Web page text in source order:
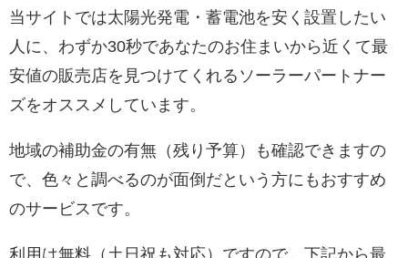
当サイトでは太陽光発電・蓄電池を安く設置したい
人に、わずか30秒であなたのお住まいから近くて最
安値の販売店を見つけてくれるソーラーパートナー
ズをオススメしています。
地域の補助金の有無（残り予算）も確認できますの
で、色々と調べるのが面倒だという方にもおすすめ
のサービスです。
利用は無料（土日祝も対応）ですので、下記から最